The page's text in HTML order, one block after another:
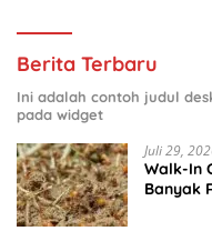
Berita Terbaru
Ini adalah contoh judul
pada widget
Juli 29,
Walk-In
Banyak